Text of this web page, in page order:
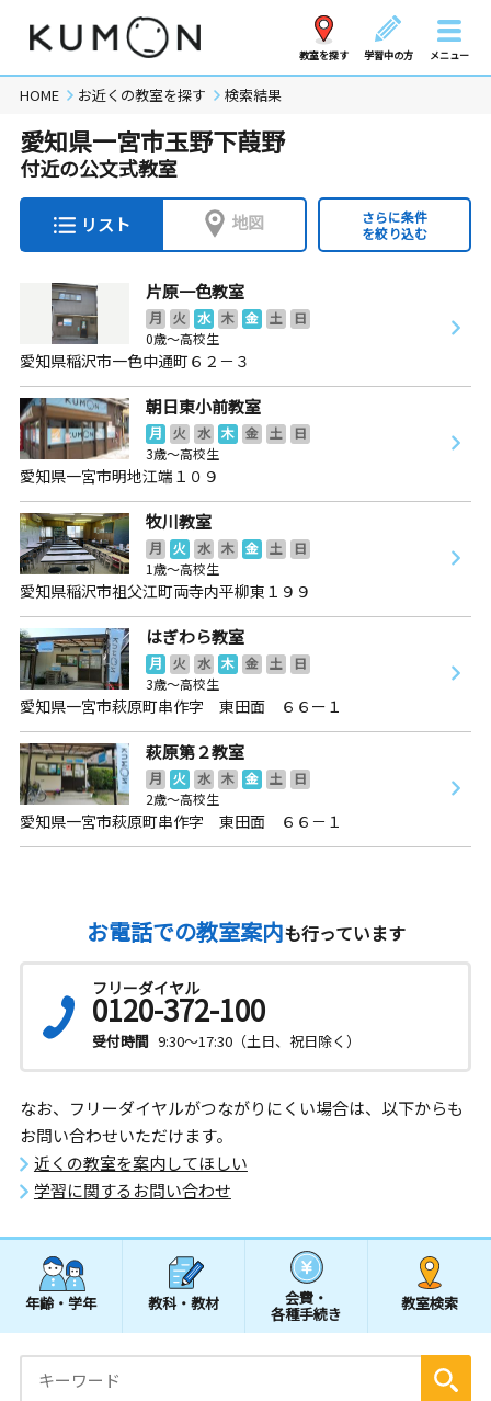
教室を探す 学習中の方 メニュー
HOME お近くの教室を探す 検索結果
愛知県一宮市玉野下葭野
付近の公文式教室
リスト 地図
さらに条件
を絞り込む
片原一色教室
月 火 水 木 金 土
日
0歳～高校生
愛知県稲沢市一色中通町６２－３
朝日東小前教室
月 火 水 木 金 土
日
3歳～高校生
愛知県一宮市明地江端１０９
牧川教室
月 火 水 木 金 土
日
1歳～高校生
愛知県稲沢市祖父江町両寺内平柳東１９９
はぎわら教室
月 火 水 木 金 土
日
3歳～高校生
愛知県一宮市萩原町串作字 東田面 ６６ー１
萩原第２教室
月 火 水 木 金 土
日
2歳～高校生
愛知県一宮市萩原町串作字 東田面 ６６－１
お電話での教室案内も行っています
フリーダイヤル
0120-372-100
受付時間 9:30～17:30（土日、祝日除く）
なお、フリーダイヤルがつながりにくい場合は、以下からも
お問い合わせいただけます。
近くの教室を案内してほしい
学習に関するお問い合わせ
年齢・学年 教科・教材 会費・
各種手続き
教室検索